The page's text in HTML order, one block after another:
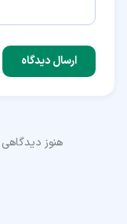
ارسال دیدگاه
هنوز